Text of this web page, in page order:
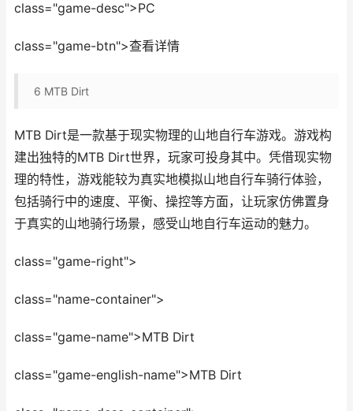
class="game-desc">PC
class="game-btn">查看详情
6 MTB Dirt
MTB Dirt是一款基于现实物理的山地自行车游戏。游戏构
建出独特的MTB Dirt世界，玩家可投身其中。凭借现实物
理的特性，游戏能较为真实地模拟山地自行车骑行体验，
包括骑行中的速度、平衡、操控等方面，让玩家仿佛置身
于真实的山地骑行场景，感受山地自行车运动的魅力。
class="game-right">
class="name-container">
class="game-name">MTB Dirt
class="game-english-name">MTB Dirt